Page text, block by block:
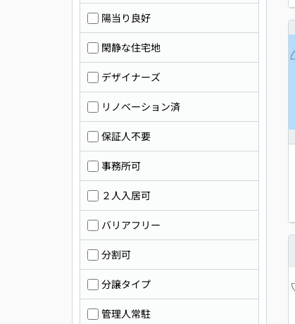
陽当り良好
閑静な住宅地
デザイナーズ
リノベーション済
保証人不要
事務所可
２人入居可
バリアフリー
分割可
分譲タイプ
管理人常駐